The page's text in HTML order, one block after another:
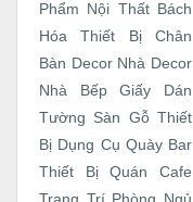
Phẩm Nội Thất
Bách
Hóa Thiết Bị
Chân
Bàn Decor Nhà Decor
Nhà Bếp
Giấy Dán
Tường Sàn Gỗ Thiết
Bị Dụng Cụ Quày Bar
Thiết Bị Quán Cafe